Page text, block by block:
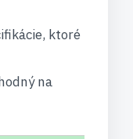
ktoré
na